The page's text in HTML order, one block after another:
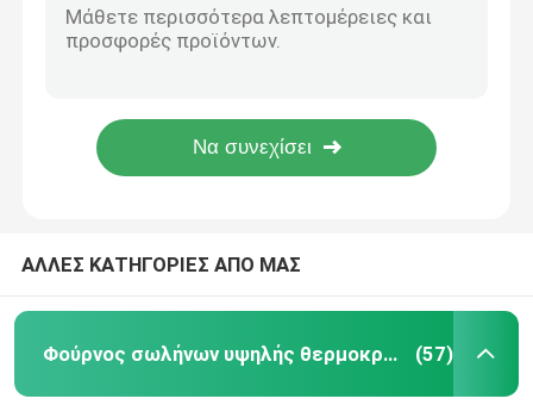
Ελεγχόμενος φούρνος ατμόσφαιρας
Φούρνος ανελκυστήρα
ΑΛΛΕΣ ΚΑΤΗΓΟΡΙΕΣ ΑΠΟ ΜΑΣ
Φούρνος σωλήνων υψηλής θερμοκρασίας (57)